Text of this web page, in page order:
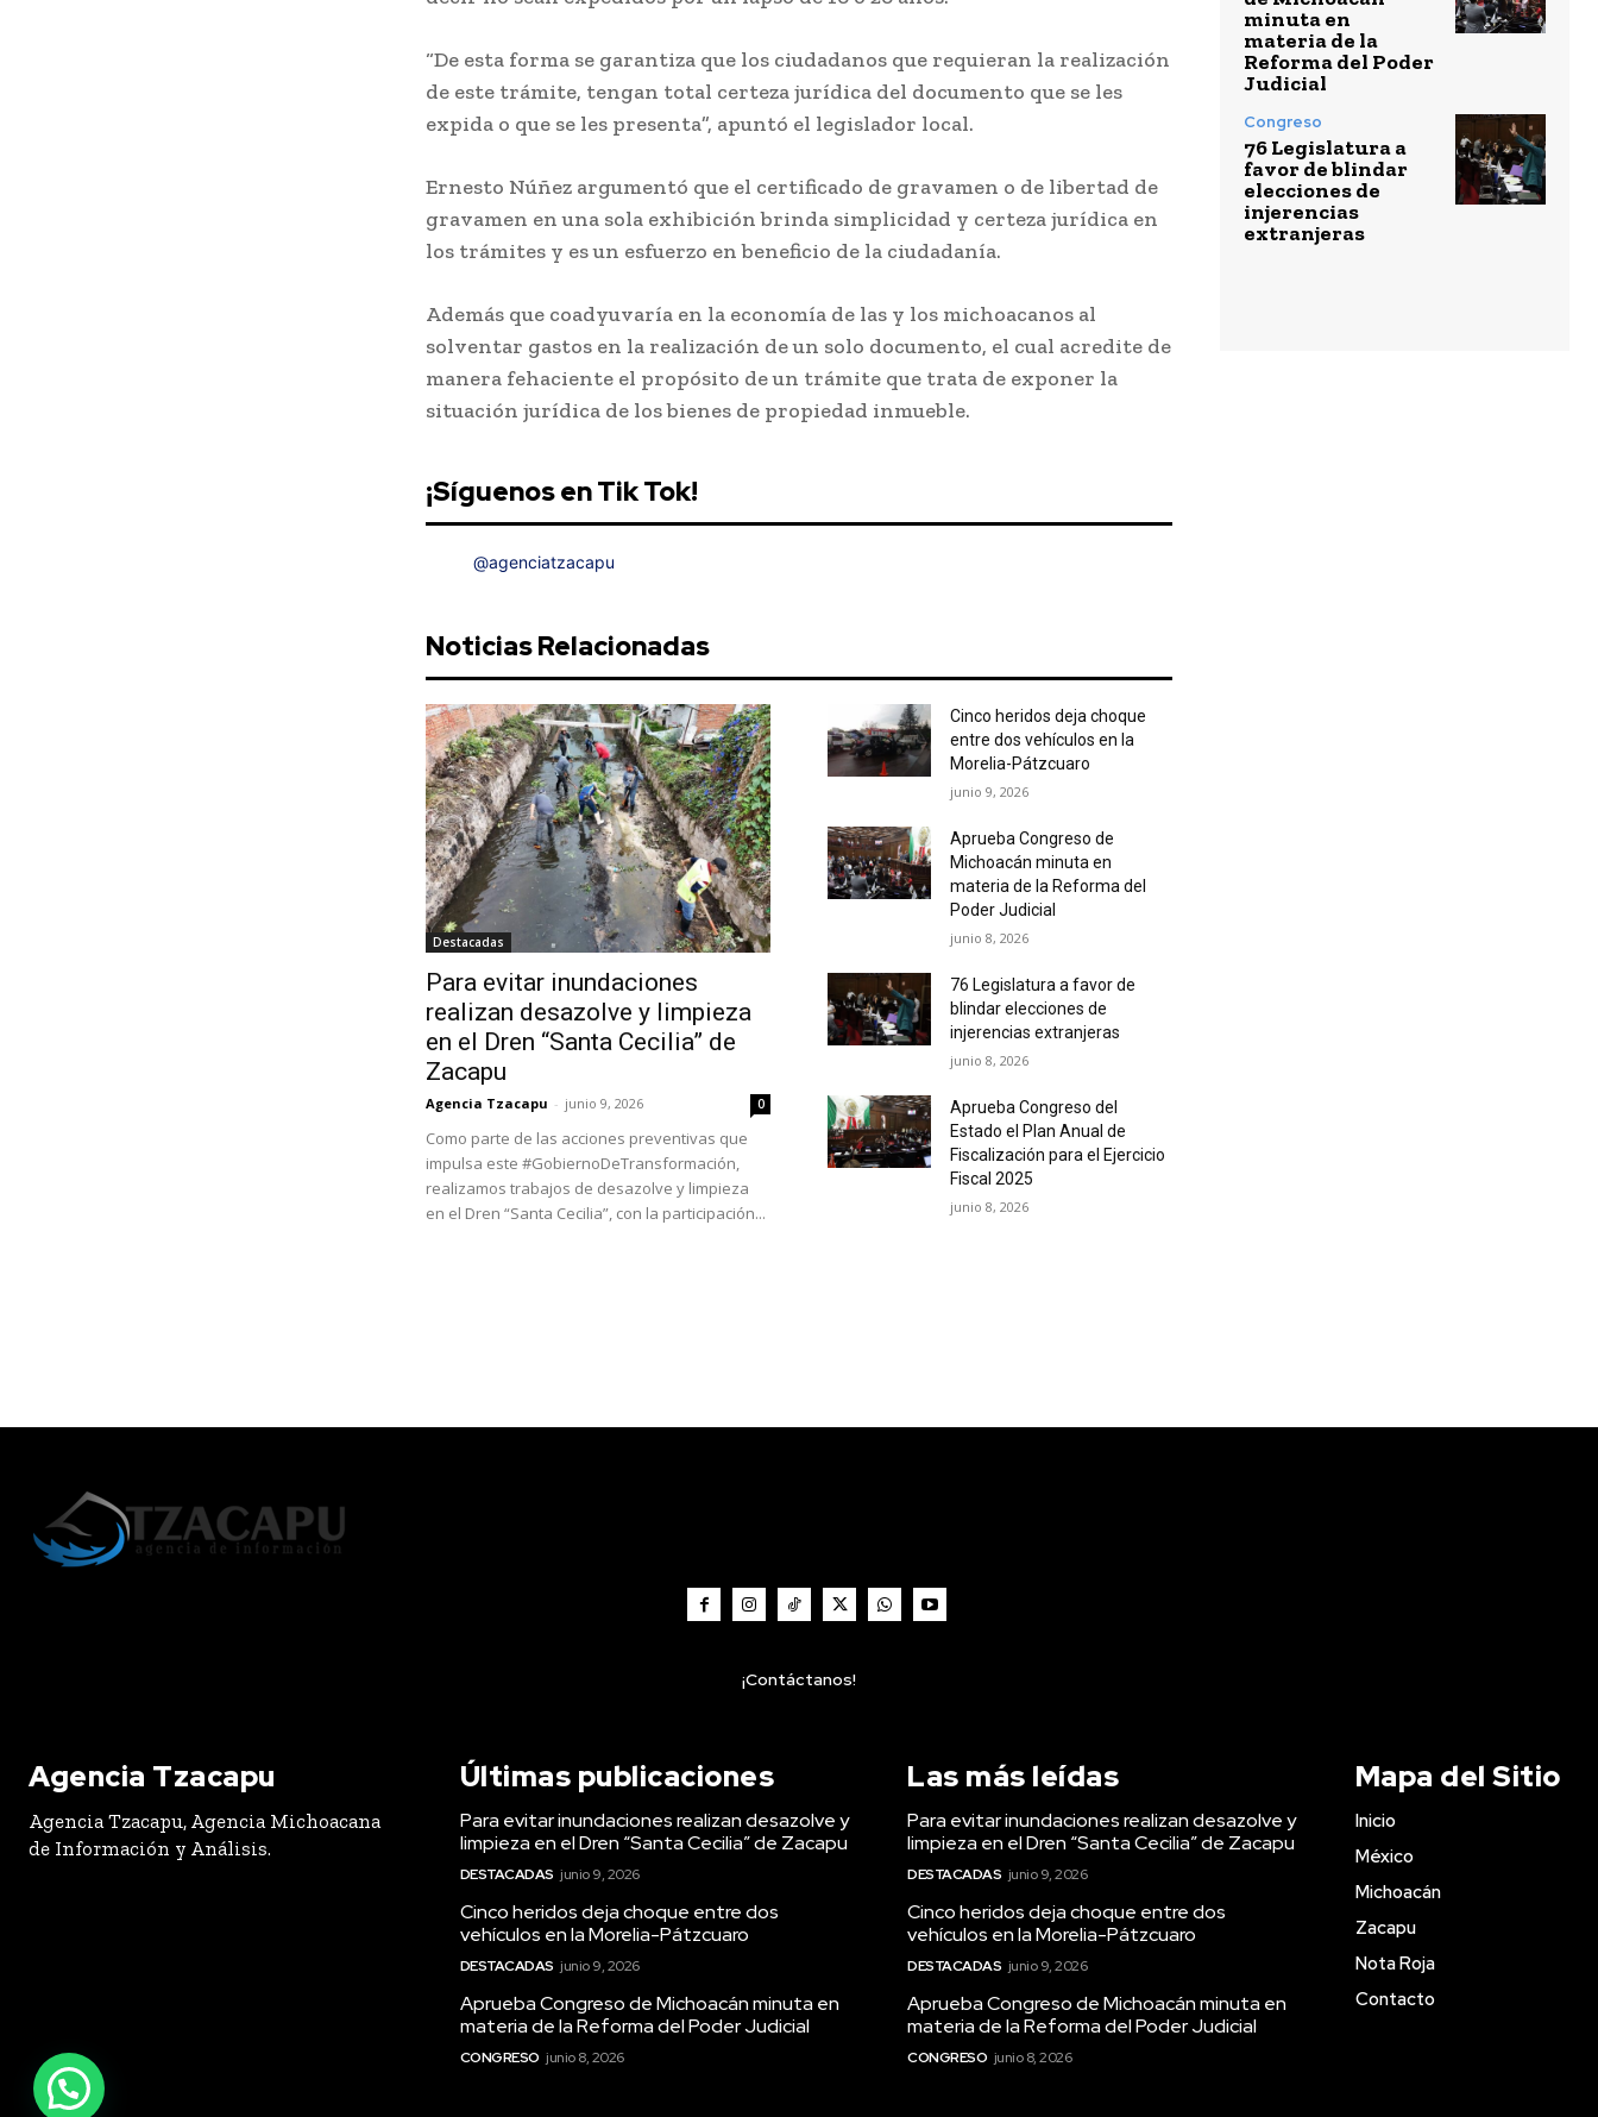
“De esta forma se garantiza que los ciudadanos que requieran la realización
de este trámite, tengan total certeza jurídica del documento que se les
expida o que se les presenta”, apuntó el legislador local.
Ernesto Núñez argumentó que el certificado de gravamen o de libertad de
gravamen en una sola exhibición brinda simplicidad y certeza jurídica en
los trámites y es un esfuerzo en beneficio de la ciudadanía.
Además que coadyuvaría en la economía de las y los michoacanos al
solventar gastos en la realización de un solo documento, el cual acredite de
manera fehaciente el propósito de un trámite que trata de exponer la
situación jurídica de los bienes de propiedad inmueble.
¡Síguenos en Tik Tok!
@agenciatzacapu
Noticias Relacionadas
Destacadas
Para evitar inundaciones
realizan desazolve y limpieza
en el Dren “Santa Cecilia” de
Zacapu
Agencia Tzacapu - junio 9, 2026 0
Como parte de las acciones preventivas que
impulsa este #GobiernoDeTransformación,
realizamos trabajos de desazolve y limpieza
en el Dren “Santa Cecilia”, con la participación...
Cinco heridos deja choque
entre dos vehículos en la
Morelia-Pátzcuaro
junio 9, 2026
Aprueba Congreso de
Michoacán minuta en
materia de la Reforma del
Poder Judicial
junio 8, 2026
76 Legislatura a favor de
blindar elecciones de
injerencias extranjeras
junio 8, 2026
Aprueba Congreso del
Estado el Plan Anual de
Fiscalización para el Ejercicio
Fiscal 2025
junio 8, 2026
minuta en
materia de la
Reforma del Poder
Judicial
Congreso
76 Legislatura a
favor de blindar
elecciones de
injerencias
extranjeras
¡Contáctanos!
Agencia Tzacapu
Agencia Tzacapu, Agencia Michoacana
de Información y Análisis.
Últimas publicaciones
Para evitar inundaciones realizan desazolve y
limpieza en el Dren “Santa Cecilia” de Zacapu
DESTACADAS junio 9, 2026
Cinco heridos deja choque entre dos
vehículos en la Morelia-Pátzcuaro
DESTACADAS junio 9, 2026
Aprueba Congreso de Michoacán minuta en
materia de la Reforma del Poder Judicial
CONGRESO junio 8, 2026
Las más leídas
Para evitar inundaciones realizan desazolve y
limpieza en el Dren “Santa Cecilia” de Zacapu
DESTACADAS junio 9, 2026
Cinco heridos deja choque entre dos
vehículos en la Morelia-Pátzcuaro
DESTACADAS junio 9, 2026
Aprueba Congreso de Michoacán minuta en
materia de la Reforma del Poder Judicial
CONGRESO junio 8, 2026
Mapa del Sitio
Inicio
México
Michoacán
Zacapu
Nota Roja
Contacto